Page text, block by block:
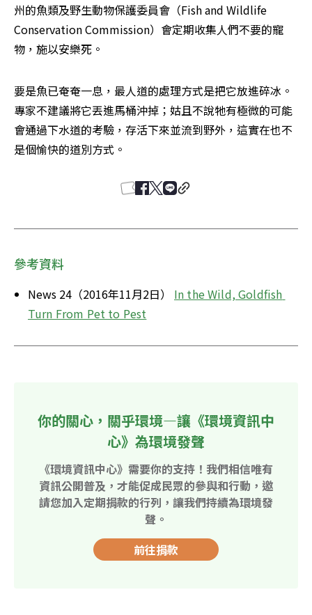
州的魚類及野生動物保護委員會（Fish and Wildlife
Conservation Commission）會定期收集人們不要的寵
物，施以安樂死。
要是魚已奄奄一息，最人道的處理方式是把它放進碎冰。
專家不建議將它丟進馬桶沖掉；姑且不說牠有極微的可能
會通過下水道的考驗，存活下來並流到野外，這實在也不
是個愉快的道別方式。
參考資料
News 24（2016年11月2日） In the Wild, Goldfish
Turn From Pet to Pest
你的關心，關乎環境—讓《環境資訊中
心》為環境發聲
《環境資訊中心》需要你的支持！我們相信唯有
資訊公開普及，才能促成民眾的參與和行動，邀
請您加入定期捐款的行列，讓我們持續為環境發
聲。
前往捐款